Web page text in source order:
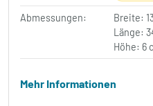
Abmessungen:
Breite:
Länge:
Höhe: 6
Mehr Informationen